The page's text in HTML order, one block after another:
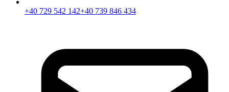
+40 729 542 142+40 739 846 434